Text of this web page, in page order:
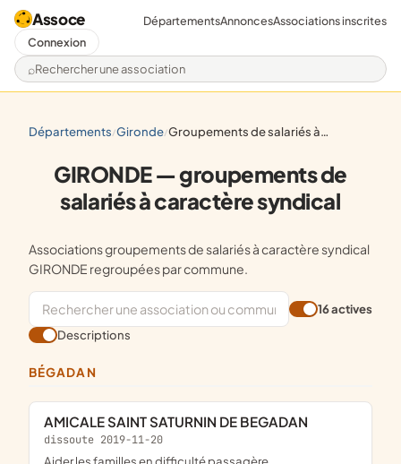
Assoce
Rechercher une association
DépartementsAnnoncesAssociations inscrites
Connexion
départements/ gironde/ groupements de salariés à caractère syndical
GIRONDE — groupements de
salariés à caractère syndical
Associations groupements de salariés à caractère syndical
GIRONDE regroupées par commune.
16 actives
Descriptions
BÉGADAN
AMICALE SAINT SATURNIN DE BEGADAN
dissoute 2019-11-20
Aider les familles en difficulté passagère.